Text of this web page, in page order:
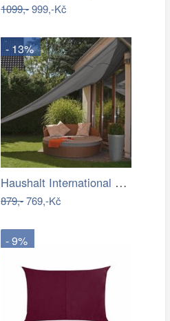
1099,-999,-Kč
- 13%
Haushalt International Stínící…
879,-769,-Kč
- 9%